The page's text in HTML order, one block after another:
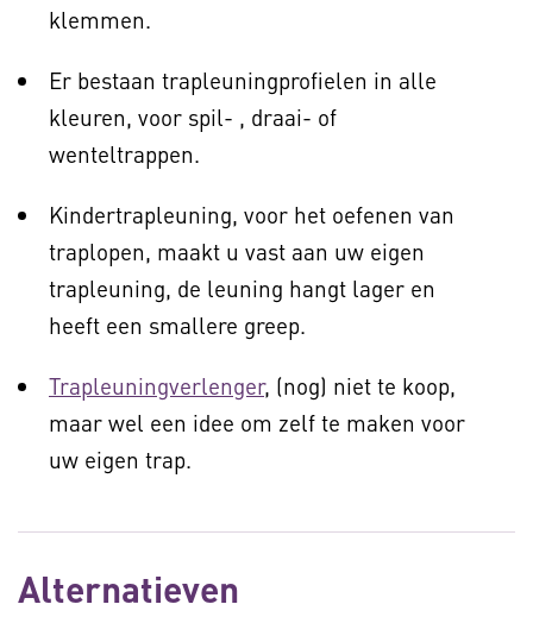
klemmen.
Er bestaan trapleuningprofielen in alle
kleuren, voor spil- , draai- of
wenteltrappen.
Kindertrapleuning, voor het oefenen van
traplopen, maakt u vast aan uw eigen
trapleuning, de leuning hangt lager en
heeft een smallere greep.
Trapleuningverlenger, (nog) niet te koop,
maar wel een idee om zelf te maken voor
uw eigen trap.
Alternatieven